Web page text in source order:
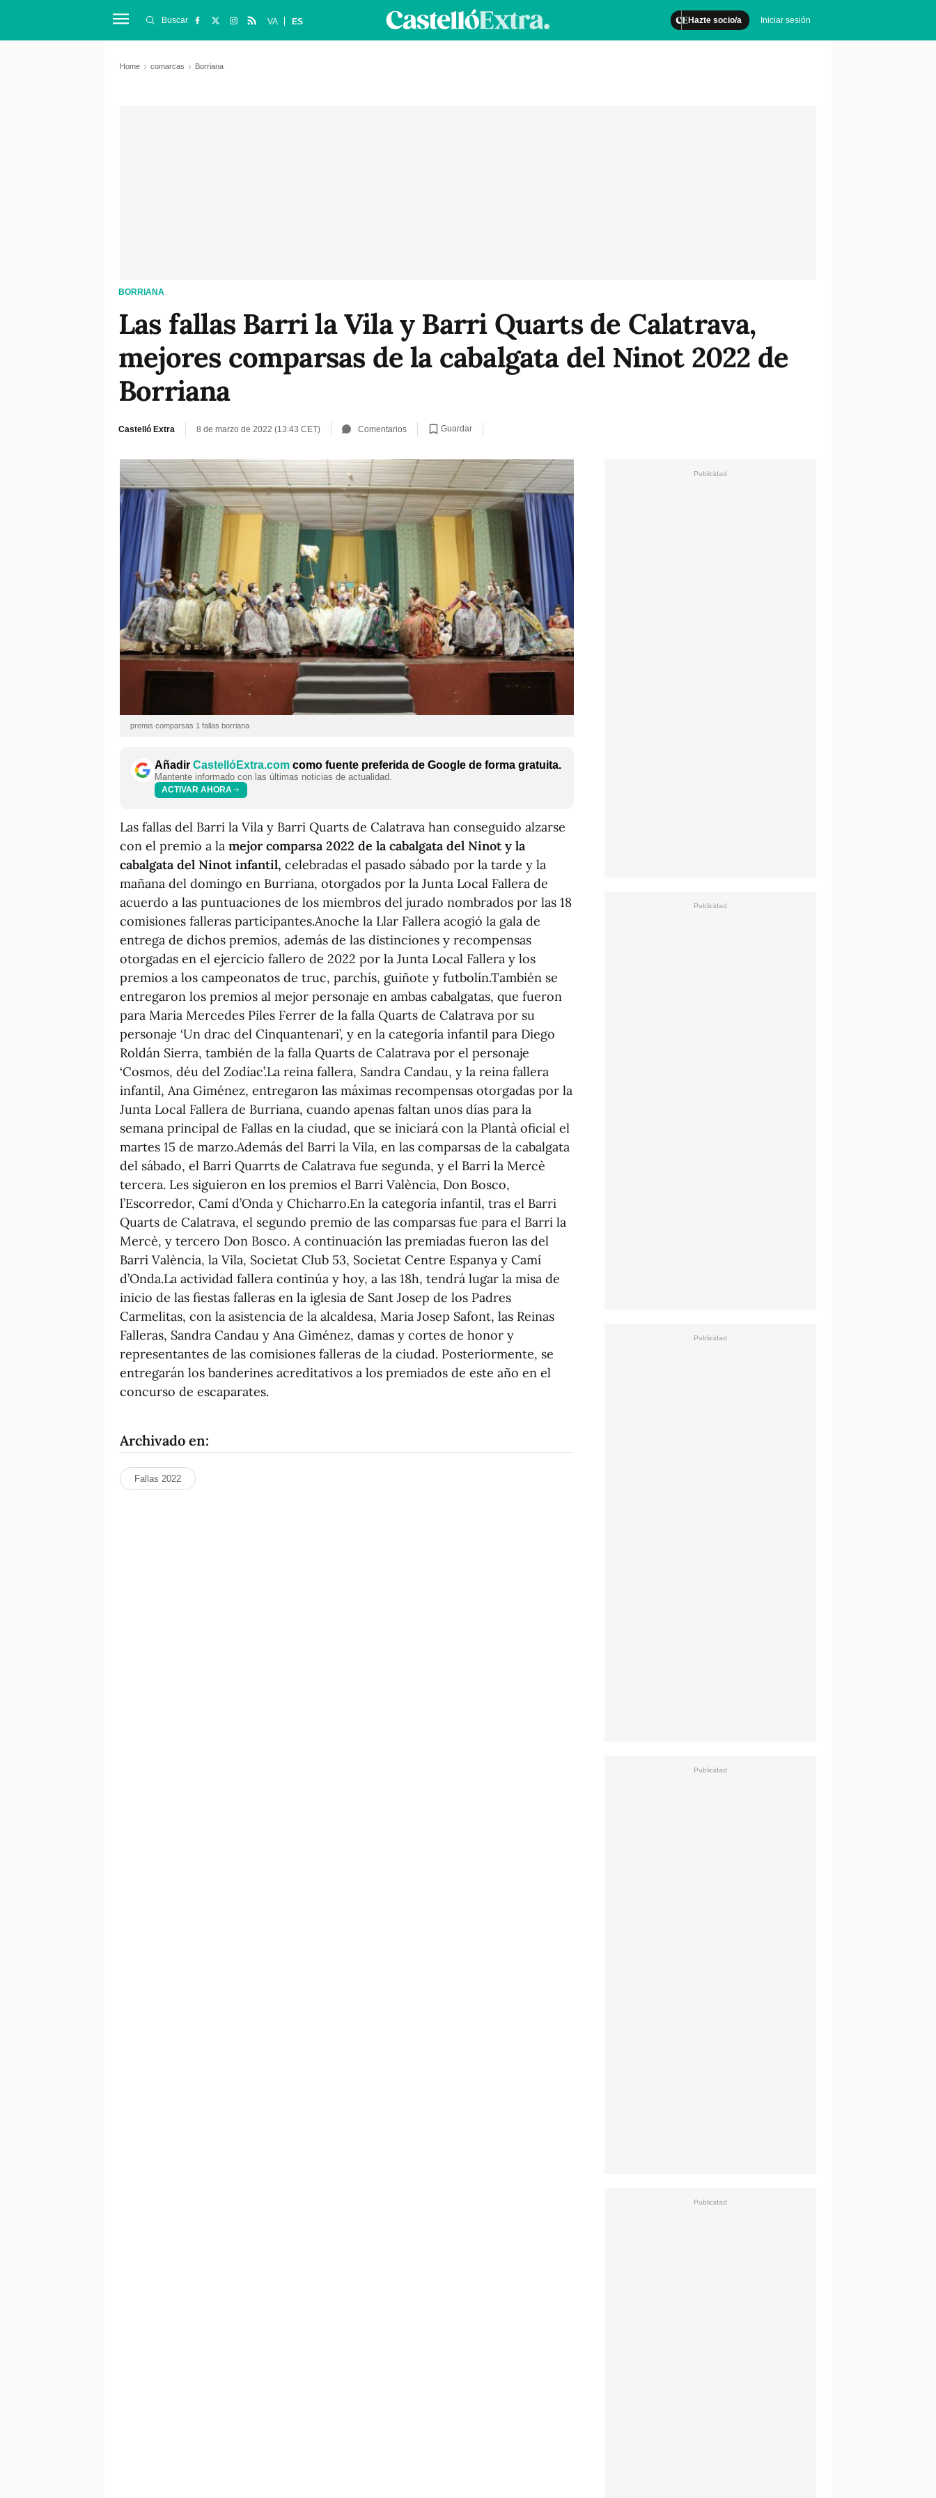
Hazte socio/a Iniciar sesión
Buscar VA ES
Home comarcas Borriana
BORRIANA
Las fallas Barri la Vila y Barri Quarts de Calatrava,
mejores comparsas de la cabalgata del Ninot 2022 de
Borriana
Castelló Extra 8 de marzo de 2022 (13:43 CET) Comentarios Guardar
premis comparsas 1 fallas borriana
Añadir CastellóExtra.com como fuente preferida de Google de forma gratuita.
Mantente informado con las últimas noticias de actualidad.
ACTIVAR AHORA
Las fallas del Barri la Vila y Barri Quarts de Calatrava han conseguido alzarse
con el premio a la mejor comparsa 2022 de la cabalgata del Ninot y la
cabalgata del Ninot infantil, celebradas el pasado sábado por la tarde y la
mañana del domingo en Burriana, otorgados por la Junta Local Fallera de
acuerdo a las puntuaciones de los miembros del jurado nombrados por las 18
comisiones falleras participantes.Anoche la Llar Fallera acogió la gala de
entrega de dichos premios, además de las distinciones y recompensas
otorgadas en el ejercicio fallero de 2022 por la Junta Local Fallera y los
premios a los campeonatos de truc, parchís, guiñote y futbolín.También se
entregaron los premios al mejor personaje en ambas cabalgatas, que fueron
para Maria Mercedes Piles Ferrer de la falla Quarts de Calatrava por su
personaje ‘Un drac del Cinquantenari’, y en la categoría infantil para Diego
Roldán Sierra, también de la falla Quarts de Calatrava por el personaje
‘Cosmos, déu del Zodíac’.La reina fallera, Sandra Candau, y la reina fallera
infantil, Ana Giménez, entregaron las máximas recompensas otorgadas por la
Junta Local Fallera de Burriana, cuando apenas faltan unos días para la
semana principal de Fallas en la ciudad, que se iniciará con la Plantà oficial el
martes 15 de marzo.Además del Barri la Vila, en las comparsas de la cabalgata
del sábado, el Barri Quarrts de Calatrava fue segunda, y el Barri la Mercè
tercera. Les siguieron en los premios el Barri València, Don Bosco,
l’Escorredor, Camí d’Onda y Chicharro.En la categoría infantil, tras el Barri
Quarts de Calatrava, el segundo premio de las comparsas fue para el Barri la
Mercè, y tercero Don Bosco. A continuación las premiadas fueron las del
Barri València, la Vila, Societat Club 53, Societat Centre Espanya y Camí
d’Onda.La actividad fallera continúa y hoy, a las 18h, tendrá lugar la misa de
inicio de las fiestas falleras en la iglesia de Sant Josep de los Padres
Carmelitas, con la asistencia de la alcaldesa, Maria Josep Safont, las Reinas
Falleras, Sandra Candau y Ana Giménez, damas y cortes de honor y
representantes de las comisiones falleras de la ciudad. Posteriormente, se
entregarán los banderines acreditativos a los premiados de este año en el
concurso de escaparates.
Archivado en:
Fallas 2022